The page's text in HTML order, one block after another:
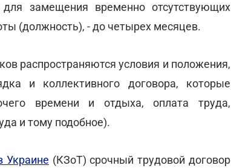
замещения временно отсутствующих
(должность), - до четырех месяцев.
распространяются условия и положения,
и коллективного договора, которые
времени и отдыха, оплата труда,
и тому подобное).
Украине (КЗоТ) срочный трудовой договор